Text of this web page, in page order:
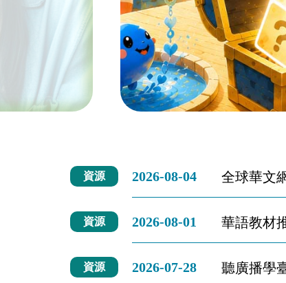
員
會
資源 2026-08-04 全球華文
資源 2026-08-01 華語教材
資源 2026-07-28 聽廣播學